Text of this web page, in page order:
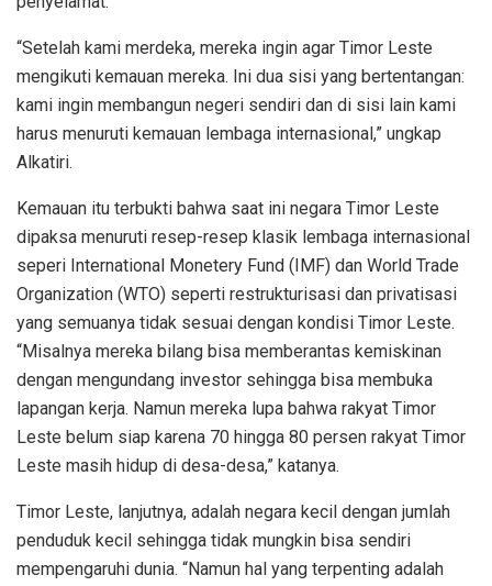
“Setelah kami merdeka, mereka ingin agar Timor Leste
mengikuti kemauan mereka. Ini dua sisi yang bertentangan:
kami ingin membangun negeri sendiri dan di sisi lain kami
harus menuruti kemauan lembaga internasional,” ungkap
Alkatiri.
Kemauan itu terbukti bahwa saat ini negara Timor Leste
dipaksa menuruti resep-resep klasik lembaga internasional
seperi International Monetery Fund (IMF) dan World Trade
Organization (WTO) seperti restrukturisasi dan privatisasi
yang semuanya tidak sesuai dengan kondisi Timor Leste.
“Misalnya mereka bilang bisa memberantas kemiskinan
dengan mengundang investor sehingga bisa membuka
lapangan kerja. Namun mereka lupa bahwa rakyat Timor
Leste belum siap karena 70 hingga 80 persen rakyat Timor
Leste masih hidup di desa-desa,” katanya.
Timor Leste, lanjutnya, adalah negara kecil dengan jumlah
penduduk kecil sehingga tidak mungkin bisa sendiri
mempengaruhi dunia. “Namun hal yang terpenting adalah